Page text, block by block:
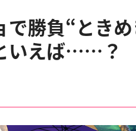
で勝負“とき
いえば……？